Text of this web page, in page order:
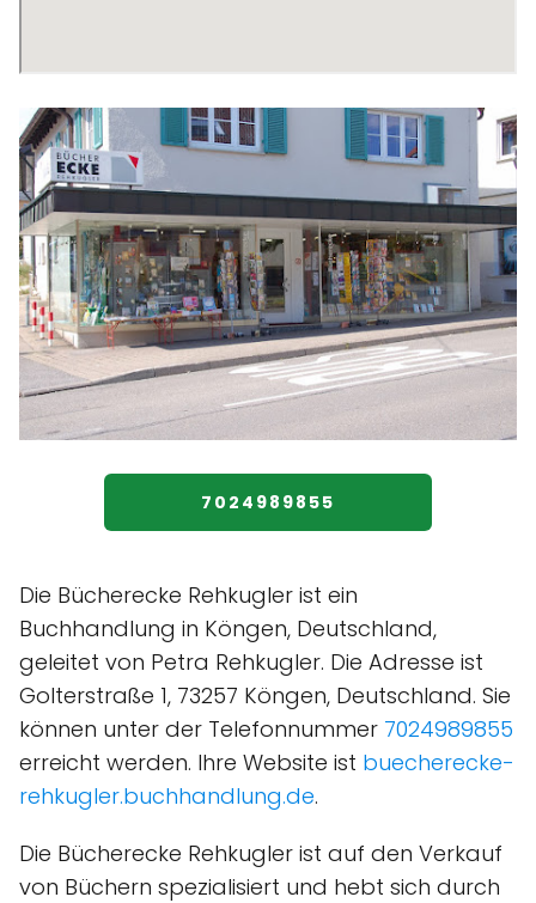
7024989855
Die Bücherecke Rehkugler ist ein
Buchhandlung in Köngen, Deutschland,
geleitet von Petra Rehkugler. Die Adresse ist
Golterstraße 1, 73257 Köngen, Deutschland. Sie
können unter der Telefonnummer 7024989855
erreicht werden. Ihre Website ist buecherecke-
rehkugler.buchhandlung.de.
Die Bücherecke Rehkugler ist auf den Verkauf
von Büchern spezialisiert und hebt sich durch